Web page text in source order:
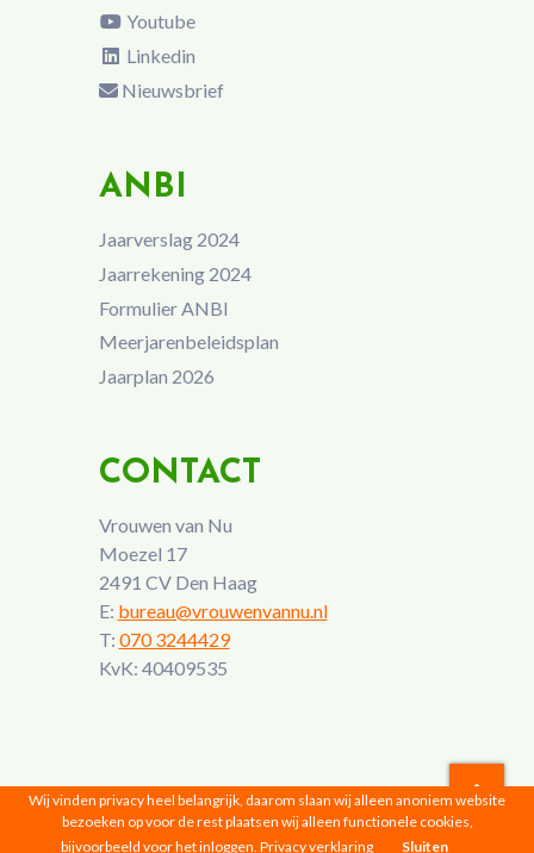
Youtube
Linkedin
Nieuwsbrief
ANBI
Jaarverslag 2024
Jaarrekening 2024
Formulier ANBI
Meerjarenbeleidsplan
Jaarplan 2026
CONTACT
Vrouwen van Nu
Moezel 17
2491 CV Den Haag
E: bureau@vrouwenvannu.nl
T: 070 3244429
KvK: 40409535
Vrouwen van Nu © 2026 |Privacyverklaring
Wij vinden privacy heel belangrijk, daarom slaan wij alleen anoniem website
bezoeken op voor de rest plaatsen wij alleen functionele cookies,
bijvoorbeeld voor het inloggen. Privacy verklaring Sluiten